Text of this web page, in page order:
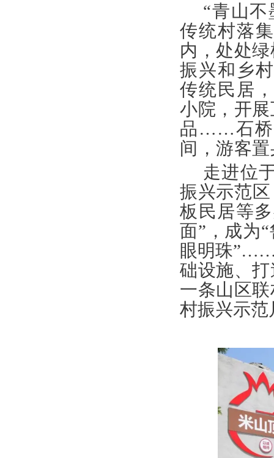
“青山不
传统村落
内，处处
振兴和乡
传统民居
小院，开
品……石桥
间，游客
走进位
振兴示范
板民居等
面”，成为
眼明珠”……
础设施、
一条山区
村振兴示范